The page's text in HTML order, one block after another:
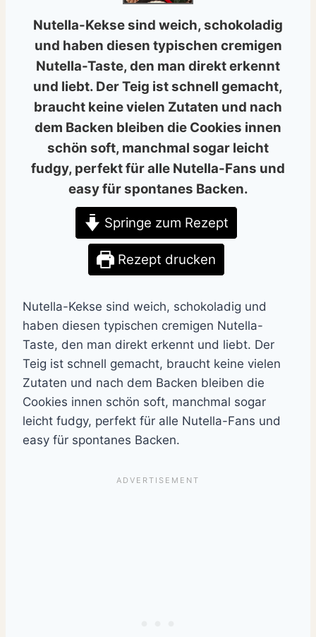
Nutella-Kekse sind weich, schokoladig
und haben diesen typischen cremigen
Nutella-Taste, den man direkt erkennt
und liebt. Der Teig ist schnell gemacht,
braucht keine vielen Zutaten und nach
dem Backen bleiben die Cookies innen
schön soft, manchmal sogar leicht
fudgy, perfekt für alle Nutella-Fans und
easy für spontanes Backen.
Springe zum Rezept
Rezept drucken
Nutella-Kekse sind weich, schokoladig und
haben diesen typischen cremigen Nutella-
Taste, den man direkt erkennt und liebt. Der
Teig ist schnell gemacht, braucht keine vielen
Zutaten und nach dem Backen bleiben die
Cookies innen schön soft, manchmal sogar
leicht fudgy, perfekt für alle Nutella-Fans und
easy für spontanes Backen.